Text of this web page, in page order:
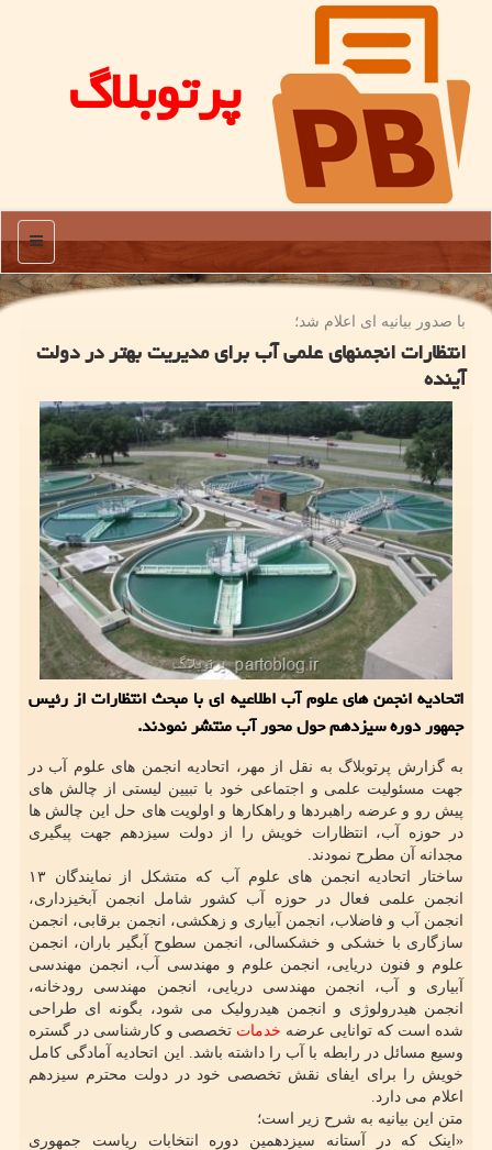
پرتوبلاگ
منو
با صدور بیانیه ای اعلام شد؛
انتظارات انجمنهای علمی آب برای مدیریت بهتر در دولت
آینده
اتحادیه انجمن های علوم آب اطلاعیه ای با مبحث انتظارات از رئیس
جمهور دوره سیزدهم حول محور آب منتشر نمودند.
به گزارش پرتوبلاگ به نقل از مهر، اتحادیه انجمن های علوم آب در
جهت مسئولیت علمی و اجتماعی خود با تبیین لیستی از چالش های
پیش رو و عرضه راهبردها و راهکارها و اولویت های حل این چالش ها
در حوزه آب، انتظارات خویش را از دولت سیزدهم جهت پیگیری
مجدانه آن مطرح نمودند.
ساختار اتحادیه انجمن های علوم آب که متشکل از نمایندگان ۱۳
انجمن علمی فعال در حوزه آب کشور شامل انجمن آبخیزداری،
انجمن آب و فاضلاب، انجمن آبیاری و زهکشی، انجمن برقابی، انجمن
سازگاری با خشکی و خشکسالی، انجمن سطوح آبگیر باران، انجمن
علوم و فنون دریایی، انجمن علوم و مهندسی آب، انجمن مهندسی
آبیاری و آب، انجمن مهندسی دریایی، انجمن مهندسی رودخانه،
انجمن هیدرولوژی و انجمن هیدرولیک می شود، بگونه ای طراحی
شده است که توانایی عرضه خدمات تخصصی و کارشناسی در گستره
وسیع مسائل در رابطه با آب را داشته باشد. این اتحادیه آمادگی کامل
خویش را برای ایفای نقش تخصصی خود در دولت محترم سیزدهم
اعلام می دارد.
متن این بیانیه به شرح زیر است؛
«اینک که در آستانه سیزدهمین دوره انتخابات ریاست جمهوری